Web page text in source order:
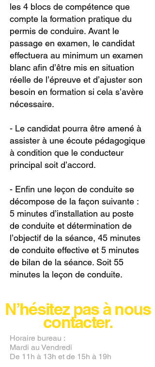
les 4 blocs de compétence que
compte la formation pratique du
permis de conduire. Avant le
passage en examen, le candidat
effectuera au minimum un examen
blanc afin d’être mis en situation
réelle de l’épreuve et d’ajuster son
besoin en formation si cela s’avère
nécessaire.
- Le candidat pourra être amené à
assister à une écoute pédagogique
à condition que le conducteur
principal soit d’accord.
- Enfin une leçon de conduite se
décompose de la façon suivante :
5 minutes d’installation au poste
de conduite et détermination de
l’objectif de la séance, 45 minutes
de conduite effective et 5 minutes
de bilan de la séance. Soit 55
minutes la leçon de conduite.
N’hésitez pas à nous
contacter.
Horaire bureau :
Mardi au Vendredi
De 11h à 13h et de 15h à 19h